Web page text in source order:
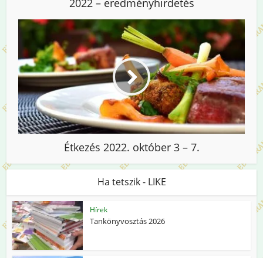
2022 – eredményhirdetés
Étkezés 2022. október 3 – 7.
Ha tetszik - LIKE
Hírek
Tankönyvosztás 2026